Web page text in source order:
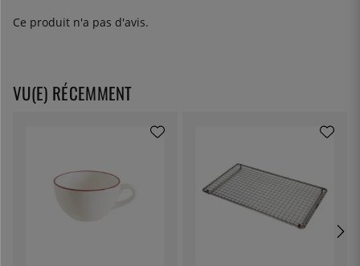
Ce produit n'a pas d'avis.
VU(E) RÉCEMMENT